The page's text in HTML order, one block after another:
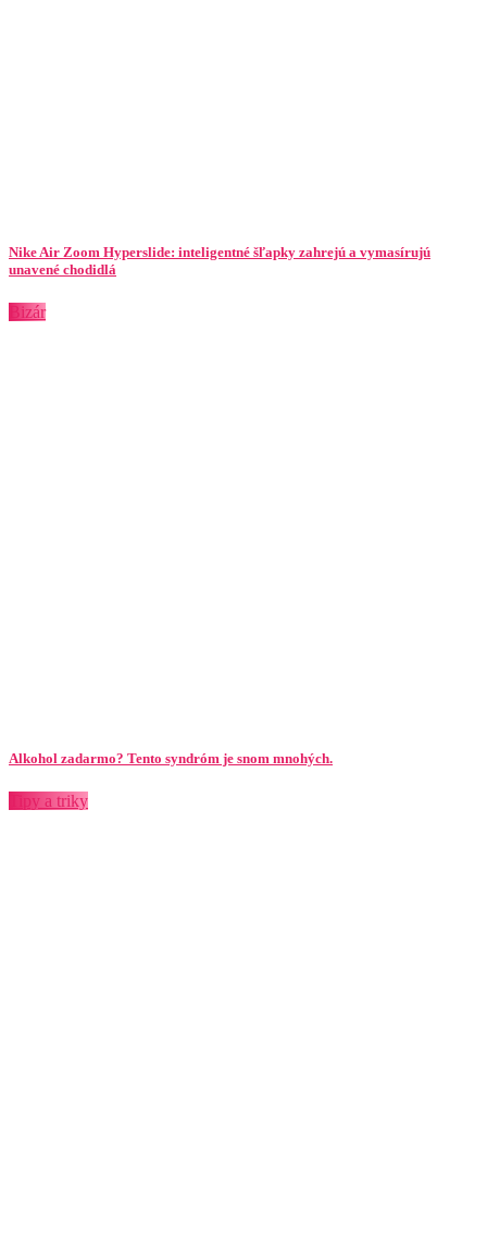
Nike Air Zoom Hyperslide: inteligentné šľapky zahrejú a vymasírujú
unavené chodidlá
Bizár
Alkohol zadarmo? Tento syndróm je snom mnohých.
Tipy a triky